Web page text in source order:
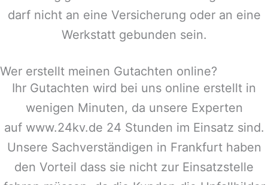
darf nicht an eine Versicherung oder an eine
Werkstatt gebunden sein.
Wer erstellt meinen Gutachten online?
Ihr Gutachten wird bei uns online erstellt in
wenigen Minuten, da unsere Experten
auf www.24kv.de 24 Stunden im Einsatz sind.
Unsere Sachverständigen in Frankfurthaben
den Vorteil dass sie nicht zur Einsatzstelle